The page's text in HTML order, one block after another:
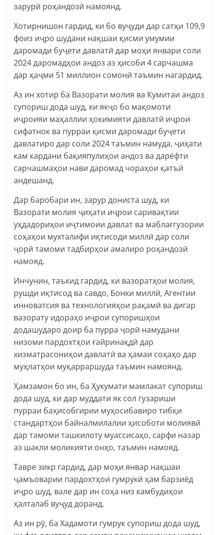
зарурӣ роҳандозӣ намоянд.
Хотирнишон гардид, ки бо вуҷуди дар сатҳи 109,9
фоиз иҷро шудани нақшаи қисми умумии
даромади буҷети давлатӣ дар моҳи январи соли
2024 даромадҳои андоз аз ҳисоби 4 сарчашма
дар ҳаҷми 51 миллион сомонӣ таъмин нагардид.
Аз ин хотир ба Вазорати молия ва Кумитаи андоз
супориш дода шуд, ки якҷо бо мақомоти
иҷроияи маҳаллии ҳокимияти давлатӣ иҷрои
сифатнок ва пурраи қисми даромади буҷети
давлатиро дар соли 2024 таъмин намуда, ҷиҳати
кам кардани бақияпулиҳои андоз ва дарёфти
сарчашмаҳои нави даромад чораҳои қатъӣ
андешанд.
Дар баробари ин, зарур дониста шуд, ки
Вазорати молия ҷиҳати иҷрои саривақтии
уҳдадориҳои иҷтимоии давлат ва маблағгузории
соҳаҳои мухталифи иқтисоди миллӣ дар соли
ҷорӣ тамоми тадбирҳои амалиро роҳандозӣ
намояд.
Инчунин, таъкид гардид, ки вазоратҳои молия,
рушди иқтисод ва савдо, Бонки миллӣ, Агентии
инноватсия ва технологияҳои рақамӣ ва дигар
вазорату идораҳо иҷрои супоришҳои
додашударо доир ба пурра ҷорӣ намудани
низоми пардохтҳои ғайринақдӣ дар
хизматрасониҳои давлатӣ ва ҳамаи соҳаҳо дар
муҳлатҳои муқарраршуда таъмин намоянд.
Ҳамзамон бо ин, ба Ҳукумати мамлакат супориш
дода шуд, ки дар муддати як сол гузариши
пурраи баҳисобгирии муҳосибавиро тибқи
стандартҳои байналмилалии ҳисоботи молиявӣ
дар тамоми ташкилоту муассисаҳо, сарфи назар
аз шакли моликияти онҳо, таъмин намояд.
Тавре зикр гардид, дар моҳи январ нақшаи
ҷамъоварии пардохтҳои гумрукӣ ҳам барзиёд
иҷро шуд, вале дар ин соҳа низ камбудиҳои
ҳалталаб вуҷуд доранд.
Аз ин рӯ, ба Хадамоти гумрук супориш дода шуд,